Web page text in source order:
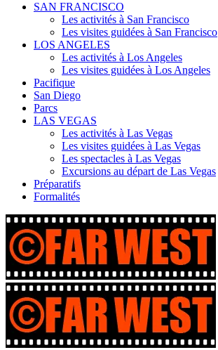
SAN FRANCISCO
Les activités à San Francisco
Les visites guidées à San Francisco
LOS ANGELES
Les activités à Los Angeles
Les visites guidées à Los Angeles
Pacifique
San Diego
Parcs
LAS VEGAS
Les activités à Las Vegas
Les visites guidées à Las Vegas
Les spectacles à Las Vegas
Excursions au départ de Las Vegas
Préparatifs
Formalités